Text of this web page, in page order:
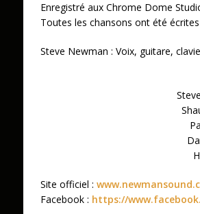
Enregistré aux Chrome Dome
Toutes les chansons ont été
Steve Newman : Voix, guitare,
Site officiel :
Facebook : https://